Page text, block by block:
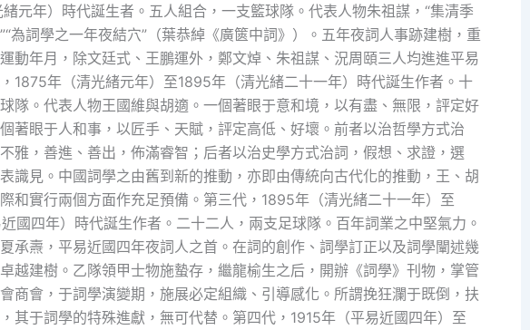
元年）時代誕生者。五人組合，一支籃球隊。代表人物朱祖謀，“集清季
為詞學之一年夜結穴”（葉恭綽《廣篋中詞》）。五年夜詞人事跡建樹，重
動年月，除文廷式、王鵬運外，鄭文焯、朱祖謀、況周頤三人均進進平易
1875年（清光緒元年）至1895年（清光緒二十一年）時代誕生作者。十
隊。代表人物王國維與胡適。一個著眼于意和境，以有盡、無限，評定好
著眼于人和事，以匠手、天賦，評定高低、好壞。前者以治哲學方式治
雅，善進、善出，佈滿睿智；后者以治史學方式治詞，假想、求證，選
識見。中國詞學之由舊到新的推動，亦即由傳統向古代化的推動，王、胡
和實行兩個方面作充足預備。第三代，1895年（清光緒二十一年）至
國四年）時代誕生作者。二十二人，兩支足球隊。百年詞業之中堅氣力。
承燾，平易近國四年夜詞人之首。在詞的創作、詞學訂正以及詞學闡述幾
越建樹。乙隊領甲士物施蟄存，繼龍榆生之后，開辦《詞學》刊物，掌管
商會，于詞學演變期，施展必定組織、引導感化。所謂挽狂瀾于既倒，扶
其于詞學的特殊進獻，無可代替。第四代，1915年（平易近國四年）至